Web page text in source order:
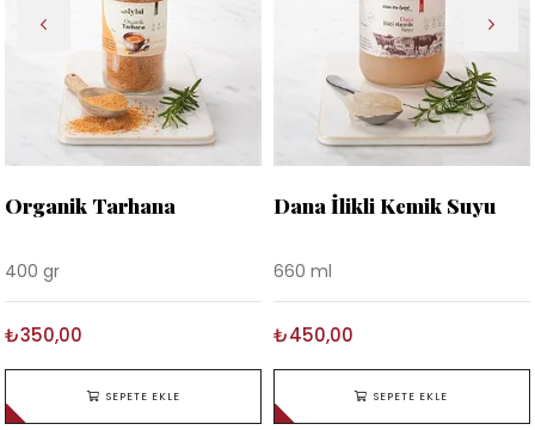
Organik Tarhana
400 gr
₺350,00
SEPETE EKLE
Dana İlikli Kemik Suyu
660 ml
₺450,00
SEPETE EKLE